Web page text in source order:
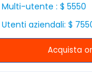
Multi-utente : $ 5550
Utenti aziendali: $
Acquista